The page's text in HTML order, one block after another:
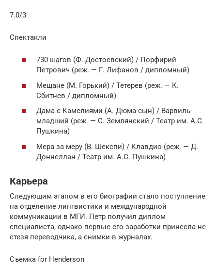
7.0/3
Спектакли
730 шагов (Ф. Достоевский) / Порфирий
Петрович (реж. — Г. Лифанов / дипломный)
Мещане (М. Горький) / Тетерев (реж. — К.
Сбитнев / дипломный)
Дама с Камелиями (А. Дюма-сын) / Варвиль-
младший (реж. — С. Землянский / Театр им. А.С.
Пушкина)
Мера за меру (В. Шекспи) / Клавдио (реж. — Д.
Доннеллан / Театр им. А.С. Пушкина)
Карьера
Следующим этапом в его биографии стало поступление
на отделение лингвистики и международной
коммуникации в МГИ. Петр получил диплом
специалиста, однако первые его заработки принесла не
стезя переводчика, а снимки в журналах.
Съемка for Henderson